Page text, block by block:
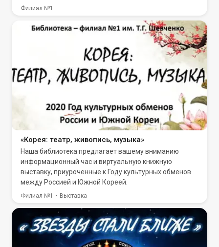
Филиал №1
«Корея: театр, живопись, музыка»
Наша библиотека предлагает вашему вниманию
информационный час и виртуальную книжную
выставку, приуроченные к Году культурных обменов
между Россией и Южной Кореей.
Филиал №1 Выставка